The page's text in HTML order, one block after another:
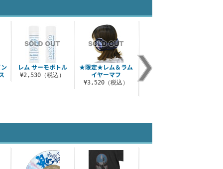
レム サーモボトル
¥2,530（税込）
★限定★レム＆ラム
イヤーマフ
¥3,520（税込）
レム＆ラム TPUバン
パー iPhoneケース